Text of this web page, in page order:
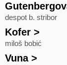
despot b. stribor
Kofer >
miloš bobić
Vuna>